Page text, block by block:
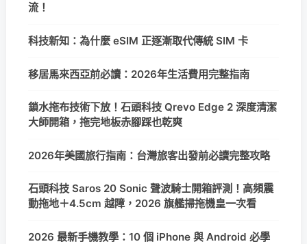
流！
科技新知：為什麼 eSIM 正逐漸取代傳統 SIM 卡
移居馬來西亞前必讀：2026年生活費用完整指南
鎖水拖布技術下放！石頭科技 Qrevo Edge 2 深度清潔
大師開箱，拖完地板赤腳踩也乾爽
2026年美國旅行指南：台灣旅客出發前必讀完整攻略
石頭科技 Saros 20 Sonic 聲波騎士開箱評測！高頻震
動拖地＋4.5cm 越障，2026 旗艦掃拖機皇一次看
2026 最新手機教學：10 個 iPhone 與 Android 必學